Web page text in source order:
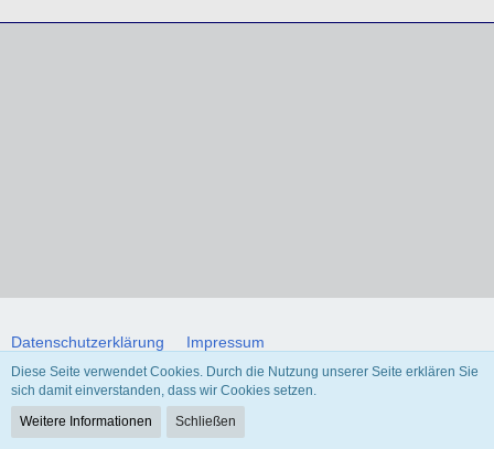
Datenschutzerklärung Impressum
Community-Software:
Diese Seite verwendet Cookies. Durch die Nutzung unserer Seite erklären Sie
sich damit einverstanden, dass wir Cookies setzen.
Weitere Informationen
Schließen